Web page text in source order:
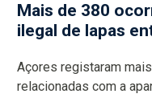
Mais de 380
ilegal de lapas
Açores registaram mais de
relacionadas com a apanha